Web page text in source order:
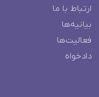
ارتباط با ما
بیانیه‌ها
فعالیت‌ها
دادخواه